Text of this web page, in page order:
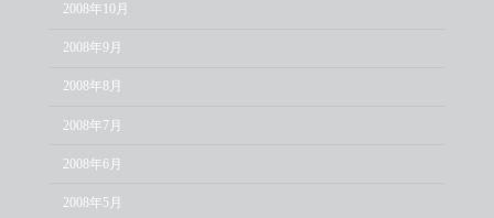
2008年10月
2008年9月
2008年8月
2008年7月
2008年6月
2008年5月